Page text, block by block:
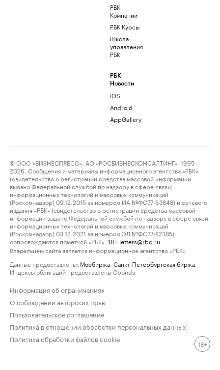
РБК
Компании
РБК Курсы
Школа
управления
РБК
РБК
Новости
iOS
Android
AppGallery
© ООО «БИЗНЕСПРЕСС», АО «РОСБИЗНЕСКОНСАЛТИНГ», 1995–
2026. Сообщения и материалы информационного агентства «РБК»
(свидетельство о регистрации средства массовой информации
выдано Федеральной службой по надзору в сфере связи,
информационных технологий и массовых коммуникаций
(Роскомнадзор) 09.12.2015 за номером ИА №ФС77-63848) и сетевого
издания «РБК» (свидетельство о регистрации средства массовой
информации выдано Федеральной службой по надзору в сфере связи,
информационных технологий и массовых коммуникаций
(Роскомнадзор) 03.12.2021 за номером ЭЛ №ФС77-82385)
сопровождаются пометкой «РБК».
18+ letters@rbc.ru
Владельцем сайта является информационное агентство «РБК».
Данные предоставлены: Мосбиржа Санкт-Петербургская биржа
Индексы облигаций предоставлены Cbonds.
Информация об ограничениях
О соблюдении авторских прав
Пользовательское соглашение
Политика в отношении обработки персональных данных
Политика обработки файлов cookie
18+